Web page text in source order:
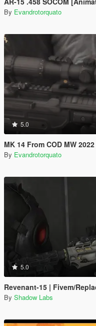
By Evandrotorquato
5.0
MK 14 From COD MW 2022
By Evandrotorquato
5.0
Revenant-15 | Fivem/
By Shadow Labs